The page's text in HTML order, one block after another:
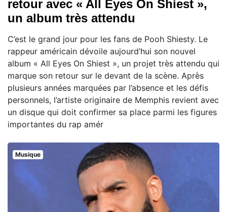
retour avec « All Eyes On Shiest »,
un album très attendu
C’est le grand jour pour les fans de Pooh Shiesty. Le
rappeur américain dévoile aujourd’hui son nouvel
album « All Eyes On Shiest », un projet très attendu qui
marque son retour sur le devant de la scène. Après
plusieurs années marquées par l’absence et les défis
personnels, l’artiste originaire de Memphis revient avec
un disque qui doit confirmer sa place parmi les figures
importantes du rap amér
Musique